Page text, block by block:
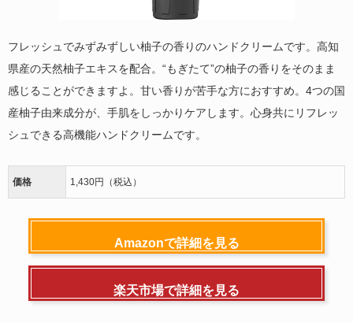
フレッシュでみずみずしい柚子の香りのハンドクリームです。高知
県産の天然柚子エキスを配合。“もぎたて”の柚子の香りをそのまま
感じることができますよ。甘い香りが苦手な方におすすめ。4つの国
産柚子由来成分が、手肌をしっかりケアします。心身共にリフレッ
シュできる高機能ハンドクリームです。
価格 1,430円（税込）
Amazonで詳細を見る
楽天市場で詳細を見る